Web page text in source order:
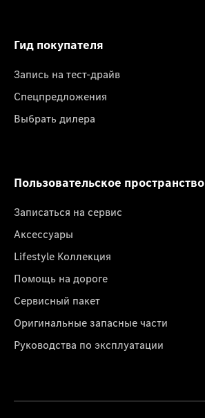
Гид покупателя
Запись на тест-драйв
Спецпредложения
Выбрать дилера
Пользовательское пространство
Записаться на сервис
Аксессуары
Lifestyle Коллекция
Помощь на дороге
Сервисный пакет
Оригинальные запасные части
Руководства по эксплуатации